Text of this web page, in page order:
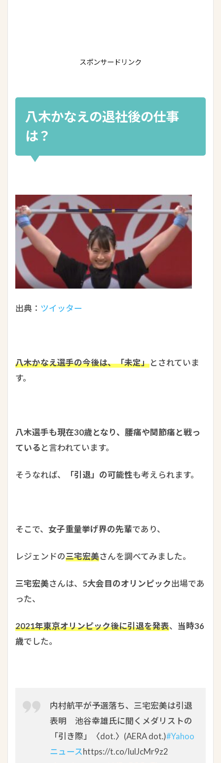
スポンサードリンク
八木かなえの退社後の仕事
は？
出典： ツイッター
八木かなえ選手の今後は、「未定」とされていま
す。
八木選手も現在30歳となり、腰痛や関節痛と戦っ
ていると言われています。
そうなれば、 「引退」の可能性も考えられます。
そこで、 女子重量挙げ界の先輩であり、
レジェンドの三宅宏美さんを調べてみました。
三宅宏美さんは、 5大会目のオリンピック出場であ
った、
2021年東京オリンピック後に引退を発表、 当時36
歳でした。
内村航平が予選落ち、三宅宏美は引退
表明 池谷幸雄氏に聞くメダリストの
「引き際」〈dot.〉(AERA dot.)#Yahoo
ニュースhttps://t.co/IulJcMr9z2